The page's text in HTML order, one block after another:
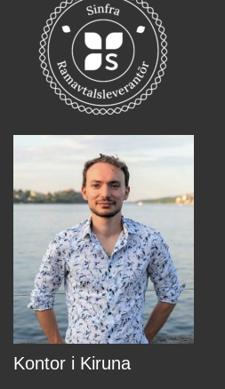
Kontor i Kiruna